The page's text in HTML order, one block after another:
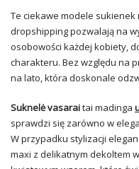
Te ciekawe modele
dropshipping pozwalają na
osobowości każdej kobiety,
charakteru. Bez względu na
na lato, która doskonale
Suknelė vasaraitai madinga
sprawdzi się zarówno w
W przypadku stylizacji
maxi z delikatnym dekoltem